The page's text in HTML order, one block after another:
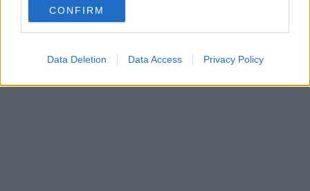
CONFIRM
Data Deletion Data Access Privacy Policy